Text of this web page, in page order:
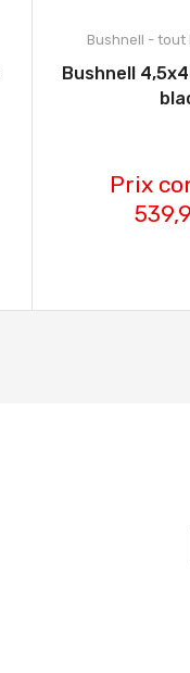
Bushnell - tout
Bushnell
Prix